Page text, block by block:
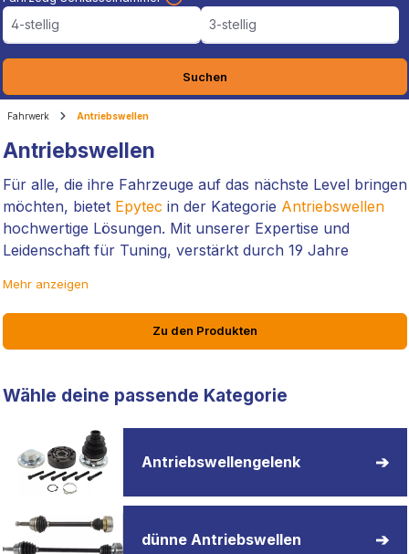
4-stellig
3-stellig
Suchen
Fahrwerk Antriebswellen
Antriebswellen
Für alle, die ihre Fahrzeuge auf das nächste Level bringen
möchten, bietet Epytec in der Kategorie Antriebswellen
hochwertige Lösungen. Mit unserer Expertise und
Leidenschaft für Tuning, verstärkt durch 19 Jahre
euch zusammengestellt, die nicht nur für verbesserte
Performance sorgen, sondern auch eine einfache TÜV-
Eintragung ermöglichen.
der Suche nach dünnerenAntriebswellen
für leistungsstarke Umbauten bist, bei
die passende Unterstützung.
Wir verstehen die Bedürfnisse unserer Kunden und
streben danach, mit unseren
Fahrzeug individuell zu verbessern und zu einem echten
Mehr anzeigen
Zu den Produkten
Wähle deine passende Kategorie
Antriebswellengelenk
dünne Antriebswellen